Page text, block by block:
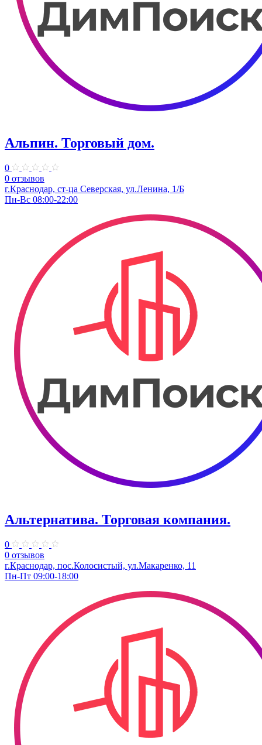
Альпин. Торговый дом.
0
0 отзывов
г.Краснодар, ст-ца Северская, ул.Ленина, 1/Б
Пн-Вс 08:00-22:00
Альтернатива. Торговая компания.
0
0 отзывов
г.Краснодар, пос.Колосистый, ул.Макаренко, 11
Пн-Пт 09:00-18:00